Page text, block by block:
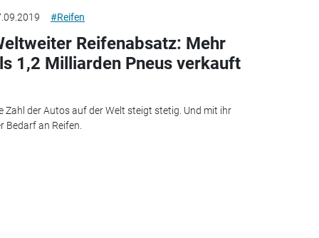
#Reifen
Reifenabsatz: Mehr
1,2 Milliarden Pneus verkauft
Zahl der Autos auf der Welt steigt stetig. Und mit ihr
Bedarf an Reifen.